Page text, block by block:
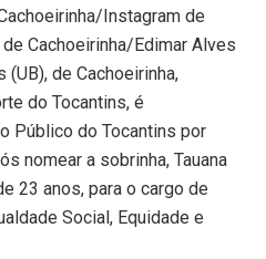
Instagram de
Cachoeirinha/Edimar Alves
de Cachoeirinha,
do Tocantins, é
Público do Tocantins por
nomear a sobrinha, Tauana
23 anos, para o cargo de
Social, Equidade e